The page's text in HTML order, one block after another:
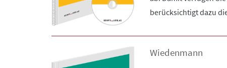
berücksichtigt dazu
Wiedenmann